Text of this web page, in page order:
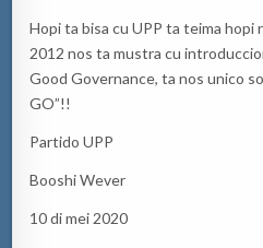
Hopi ta bisa cu UPP ta teima hopi
2012 nos ta mustra cu
Good Governance, ta nos unico
GO”!!
Partido UPP
Booshi Wever
10 di mei 2020